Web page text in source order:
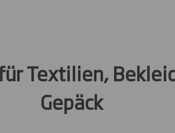
Textilien,
Gepäck